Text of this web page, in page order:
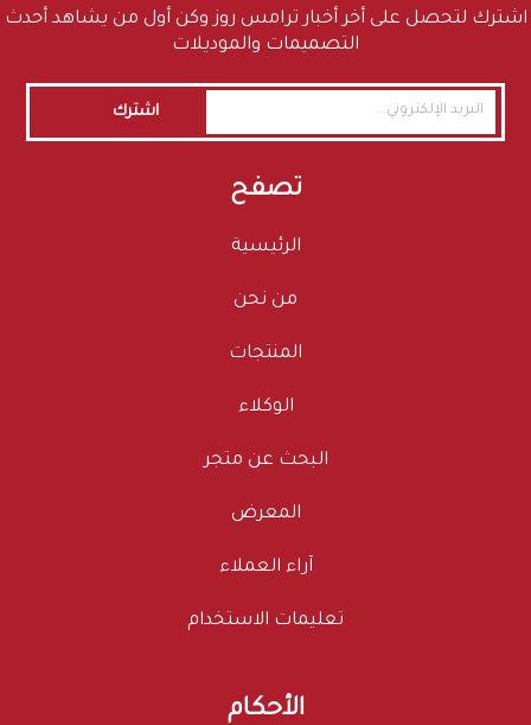
اشترك لتحصل على أخر أخبار ترامس روز وكن أول من يشاهد أحدث
التصميمات والموديلات
اشترك
تصفح
الرئيسية
من نحن
المنتجات
الوكلاء
البحث عن متجر
المعرض
آراء العملاء
تعليمات الاستخدام
الأحكام